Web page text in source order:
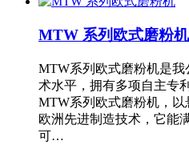
MTW 系列欧式磨粉机
MTW系列欧式磨粉机是
术水平，拥有多项自主专
MTW系列欧式磨粉机，以
欧洲先进制造技术，它能
可…